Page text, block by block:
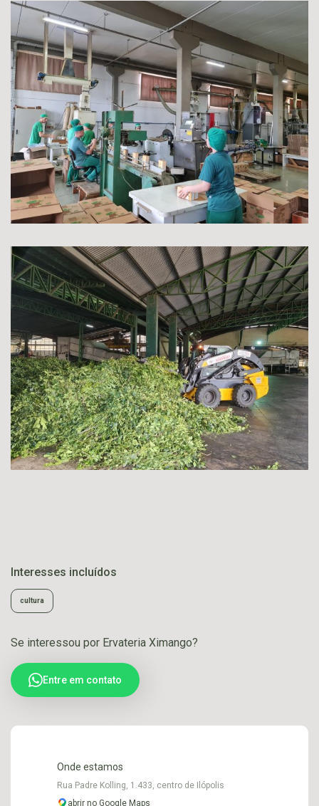
Interesses incluídos
cultura
Se interessou por Ervateria Ximango?
Entre em contato
Onde estamos
Rua Padre Kolling, 1.433, centro de Ilópolis
abrir no Google Maps